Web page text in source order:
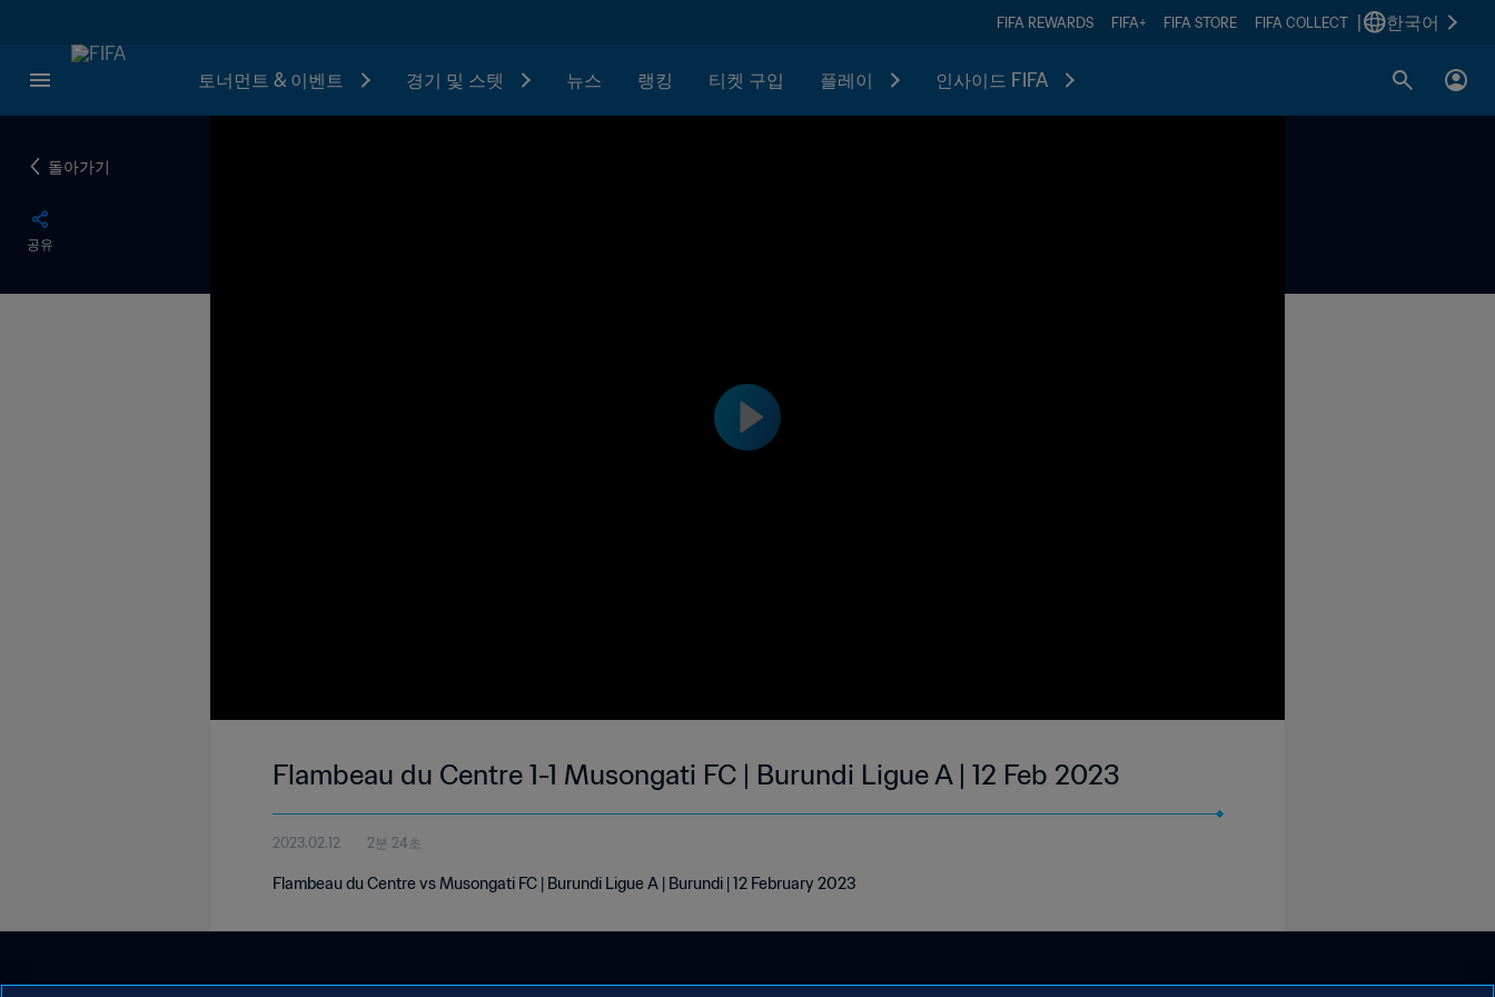
FIFA REWARDS FIFA+ FIFA STORE FIFA COLLECT 한국어
토너먼트 & 이벤트 경기 및 스텟 뉴스 랭킹 티켓 구입 플레이 인사이드 FIFA
돌아가기
공유
Flambeau du Centre 1-1 Musongati FC | Burundi Ligue A | 12 Feb 2023
2023.02.12 2분 24초
Flambeau du Centre vs Musongati FC | Burundi Ligue A | Burundi | 12 February 2023